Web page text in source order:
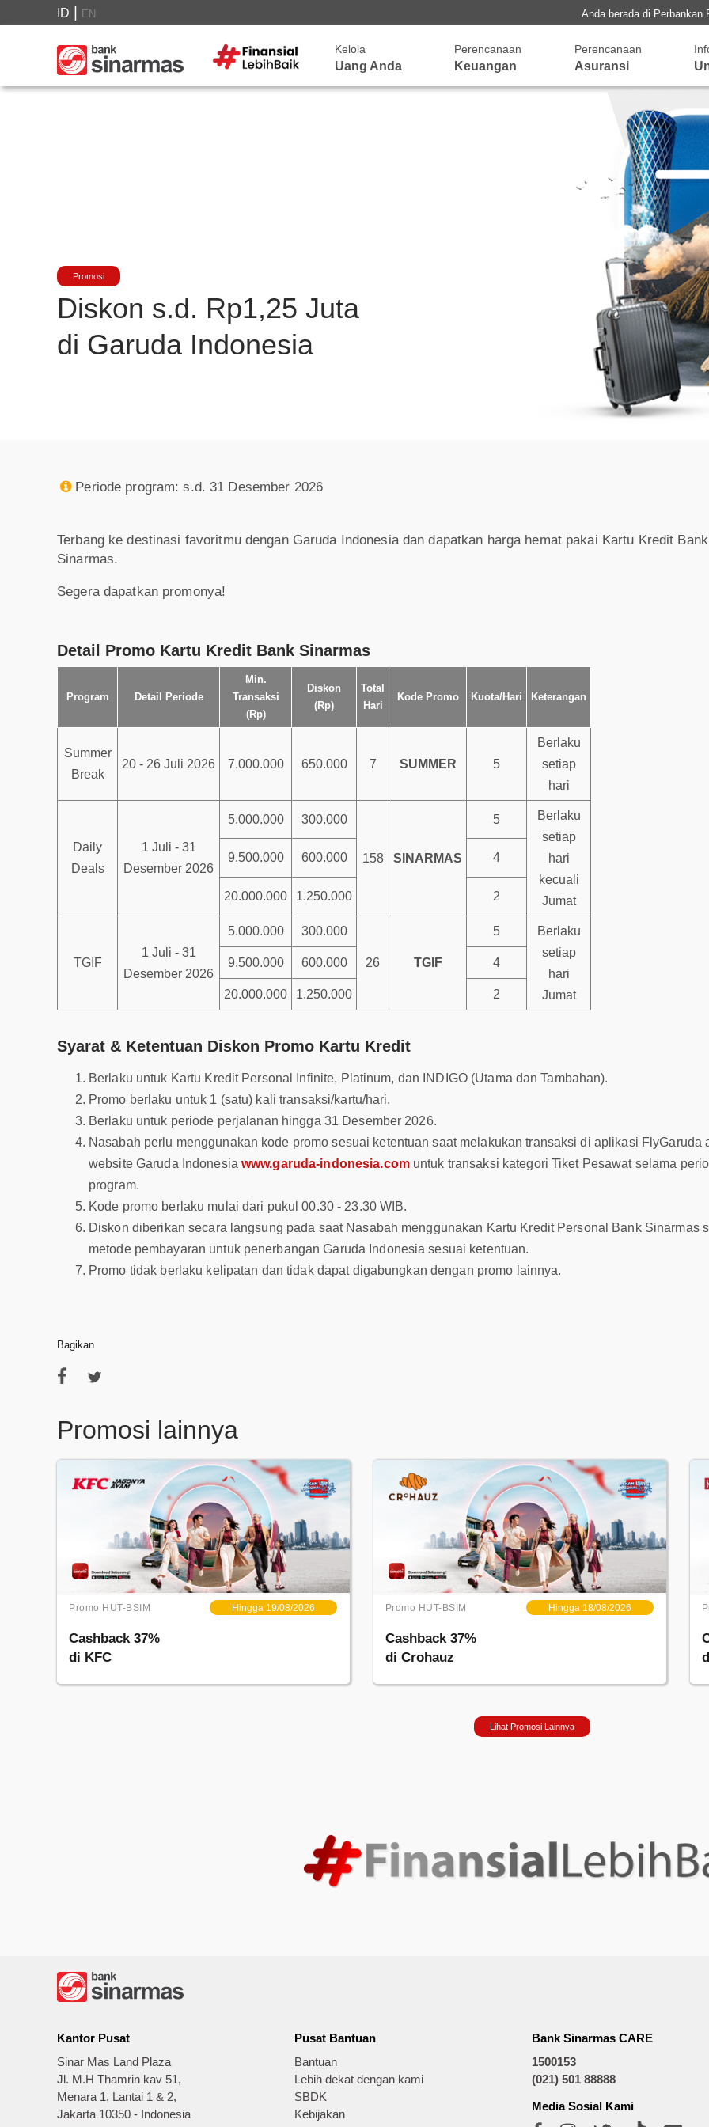
ID EN Anda berada di Perbankan
Kelola
Uang Anda
Perencanaan
Keuangan
Perencanaan
Asuransi
Promosi
Diskon s.d. Rp1,25 Juta
di Garuda Indonesia
 Periode program: s.d. 31 Desember 2026
Terbang ke destinasi favoritmu dengan Garuda Indonesia dan dapatkan harga hemat pakai Kartu Kredit Bank
Sinarmas.
Segera dapatkan promonya!
Detail Promo Kartu Kredit Bank Sinarmas
Program Detail Periode
Min.
Transaksi
(Rp)
Diskon
(Rp)
Total
Hari
Kode Promo Kuota/Hari Keterangan
Summer
Break
20 - 26 Juli 2026 7.000.000 650.000 7 SUMMER 5
Berlaku
setiap
hari
Daily
Deals
1 Juli - 31
Desember 2026
5.000.000 300.000
158 SINARMAS
5
Berlaku
setiap
hari
kecuali
Jumat
9.500.000 600.000 4
20.000.000 1.250.000 2
TGIF
1 Juli - 31
Desember 2026
5.000.000 300.000
26 TGIF
5
Berlaku
setiap
hari
Jumat
9.500.000 600.000 4
20.000.000 1.250.000 2
Syarat & Ketentuan Diskon Promo Kartu Kredit
Berlaku untuk Kartu Kredit Personal Infinite, Platinum, dan INDIGO (Utama dan Tambahan).
Promo berlaku untuk 1 (satu) kali transaksi/kartu/hari.
Berlaku untuk periode perjalanan hingga 31 Desember 2026.
Nasabah perlu menggunakan kode promo sesuai ketentuan saat melakukan transaksi di aplikasi FlyGaruda
website Garuda Indonesia www.garuda-indonesia.comuntuk transaksi kategori Tiket Pesawat selama
program.
Kode promo berlaku mulai dari pukul 00.30 - 23.30 WIB.
Diskon diberikan secara langsung pada saat Nasabah menggunakan Kartu Kredit Personal Bank Sinarmas
metode pembayaran untuk penerbangan Garuda Indonesia sesuai ketentuan.
Promo tidak berlaku kelipatan dan tidak dapat digabungkan dengan promo lainnya.
Bagikan
Promosi lainnya
Promo HUT-BSIM Hingga 19/08/2026
Cashback 37%
di KFC
Promo HUT-BSIM Hingga 18/08/2026
Cashback 37%
di Crohauz
Lihat Promosi Lainnya
Kantor Pusat
Sinar Mas Land Plaza
Jl. M.H Thamrin kav 51,
Menara 1, Lantai 1 & 2,
Jakarta 10350 - Indonesia
Pusat Bantuan
Bantuan
Lebih dekat dengan kami
SBDK
Kebijakan
Bank Sinarmas CARE
1500153
(021) 501 88888
Media Sosial Kami